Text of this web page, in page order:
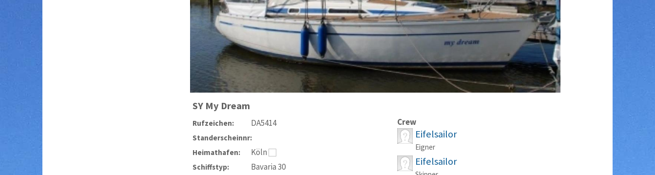
SY My Dream
Rufzeichen: DA5414
Standerscheinnr:
Heimathafen:
Köln
Schiffstyp: Bavaria 30
Crew
Eifelsailor
Eigner
Eifelsailor